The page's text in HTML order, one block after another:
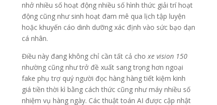
nhở nhiều số hoạt động nhiều số hình thức giải trí hoạt
động cũng như sinh hoạt đam mê qua lịch tập luyện
hoặc khuyến cáo dinh dưỡng xác định vào sức bạo dạn
cá nhân.
Điều này đang không chỉ cần tất cả choxe vision 150
nhường cũng như trở đề xuất sang trọng hơn ngoại
fake phụ trợ quý người đọc hàng hàng tiết kiệm kinh
giá tiền thời kì bằng cách thức cũng như máy nhiều số
nhiệm vụ hàng ngày. Các thuật toán AI được cập nhật